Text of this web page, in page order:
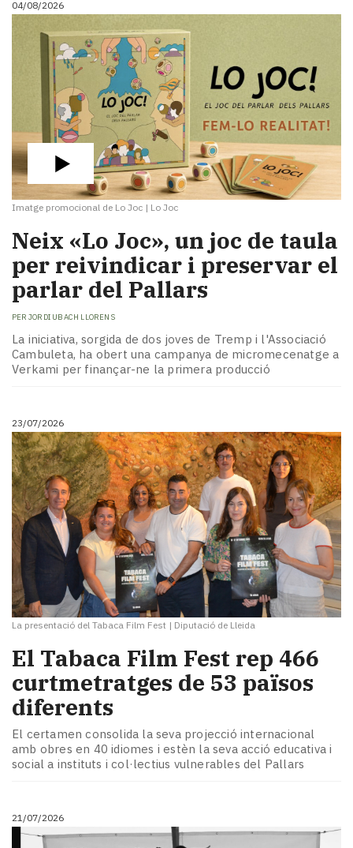
i
turisme
Cultura
Esports
mitjans
El
temps
Reportatges
Entrevistes
Enquestes
A
escena!
Dis
la
teva!
Subscriptors
La
Pallars
Contingut
patrocinat
Lo
més
llegit...
Editorial
04/08/2026
Imatge promocional de Lo Joc | Lo Joc
​Neix «Lo Joc», un joc de taula
per reivindicar i preservar el
parlar del Pallars
PER JORDI UBACH LLORENS
La iniciativa, sorgida de dos joves de Tremp i l'Associació
Cambuleta, ha obert una campanya de micromecenatge a
Verkami per finançar-ne la primera producció
23/07/2026
La presentació del Tabaca Film Fest | Diputació de Lleida
El Tabaca Film Fest rep 466
curtmetratges de 53 països
diferents
El certamen consolida la seva projecció internacional
amb obres en 40 idiomes i estèn la seva acció educativa i
social a instituts i col·lectius vulnerables del Pallars
21/07/2026